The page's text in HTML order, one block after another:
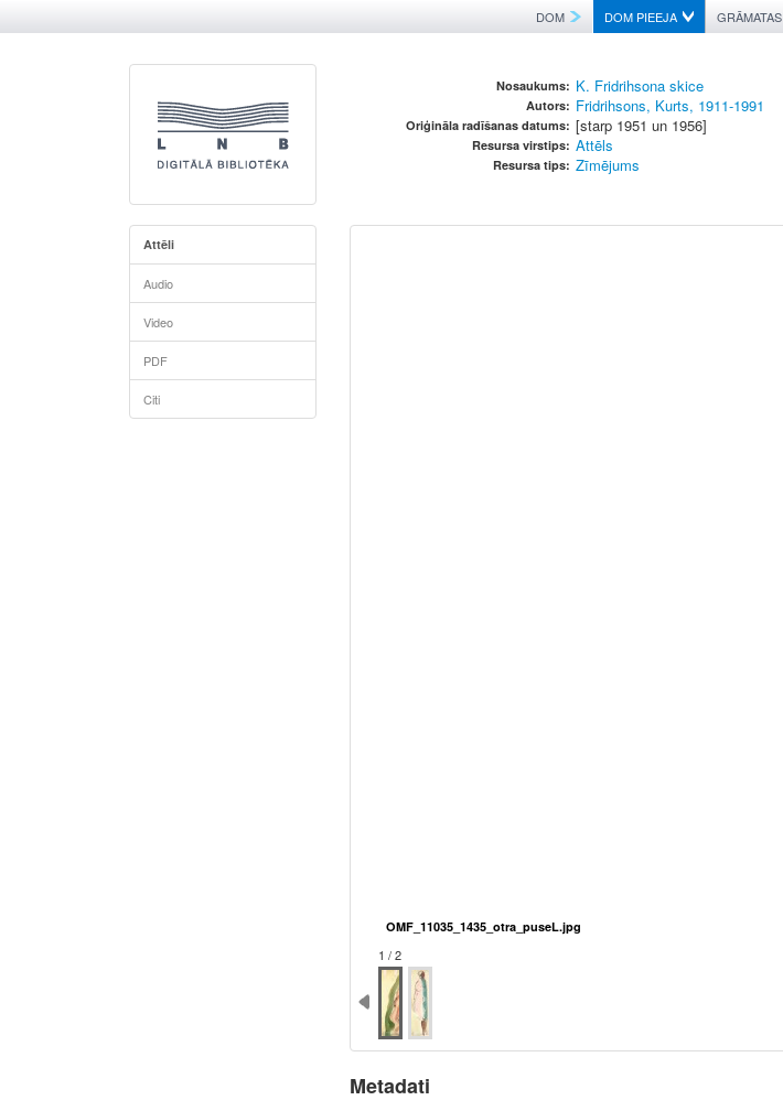
DOM DOM PIEEJA GRĀMATAS
Nosaukums: K. Fridrihsona skice
Autors: Fridrihsons, Kurts, 1911-1991
Oriģināla radīšanas datums: [starp 1951 un 1956]
Resursa virstips: Attēls
Resursa tips: Zīmējums
Attēli
Audio
Video
PDF
Citi
OMF_11035_1435_otra_puseL.jpg
1 / 2
Metadati